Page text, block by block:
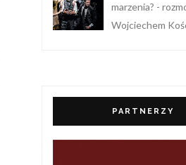
marzenia? -
Wojciechem
PARTNERZY